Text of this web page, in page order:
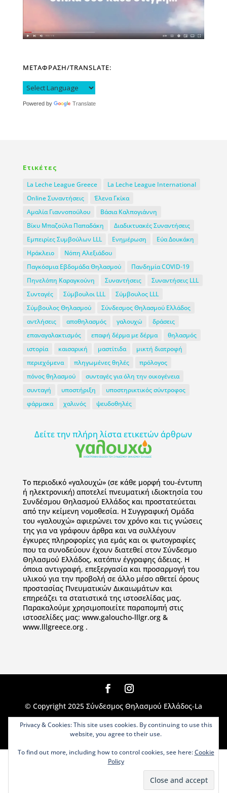
ΜΕΤΑΦΡΑΣΗ/TRANSLATE:
Powered by Translate
Ετικέτες
La Leche League Greece
La Leche League International
Online Συναντήσεις
Έλενα Γκίκα
Αμαλία Γιαννοπούλου
Βάσια Καλπογιάννη
Βίκυ Μπαζούλα Παπαδάκη
Διαδικτυακές Συναντήσεις
Εμπειρίες Συμβούλων LLL
Ενημέρωση
Εύα Δουκάκη
Ηράκλειο
Νόπη Αλεξιάδου
Παγκόσμια Εβδομάδα Θηλασμού
Πανδημία COVID-19
Πηνελόπη Καραγκούνη
Συναντήσεις
Συναντήσεις LLL
Συνταγές
Σύμβουλοι LLL
Σύμβουλος LLL
Σύμβουλος Θηλασμού
Σύνδεσμος Θηλασμού Ελλάδος
αντλήσεις
αποθηλασμός γαλουχώ
δράσεις
επαναγαλακτισμός
επαφή δέρμα με δέρμα
θηλασμός
ιστορία
καισαρική μαστίτιδα
μικτή διατροφή
περιεχόμενα
πληγωμένες θηλές
πρόλογος
πόνος θηλασμού
συνταγές για όλη την οικογένεια
συνταγή
υποστήριξη
υποστηρικτικός σύντροφος
φάρμακα
χαλινός ψευδοθηλές
Δείτε την πλήρη λίστα ετικετών άρθρων
To περιοδικό «γαλουχώ» (σε κάθε μορφή του-έντυπη
ή ηλεκτρονική) αποτελεί πνευματική ιδιοκτησία του
Συνδέσμου Θηλασμού Ελλάδος και προστατεύεται
από την κείμενη νομοθεσία. Η Συγγραφική Ομάδα
του «γαλουχώ» αφιερώνει τον χρόνο και τις γνώσεις
της για να γράφουν άρθρα και να συλλέγουν
έγκυρες πληροφορίες για εμάς και οι φωτογραφίες
που τα συνοδεύουν έχουν διατεθεί στον Σύνδεσμο
Θηλασμού Ελλάδος, κατόπιν έγγραφης άδειας. Η
όποια αντιγραφή, επεξεργασία και προσαρμογή του
υλικού για την προβολή σε άλλο μέσο αθετεί όρους
προστασίας Πνευματικών Δικαιωμάτων και
επηρεάζει τα στατιστικά της ιστοσελίδας μας.
Παρακαλούμε χρησιμοποιείτε παραπομπή στις
ιστοσελίδες μας: www.galoucho-lllgr.org &
www.lllgreece.org .
© Copyright 2025 Σύνδεσμος Θηλασμού Ελλάδος-La
Leche League Greece. All Rights Reserved |
Designed, Developed & Administered by
Privacy & Cookies: This site uses cookies. By continuing to use this
website, you agree to their use.
To find out more, including how to control cookies, see here:Cookie
Policy